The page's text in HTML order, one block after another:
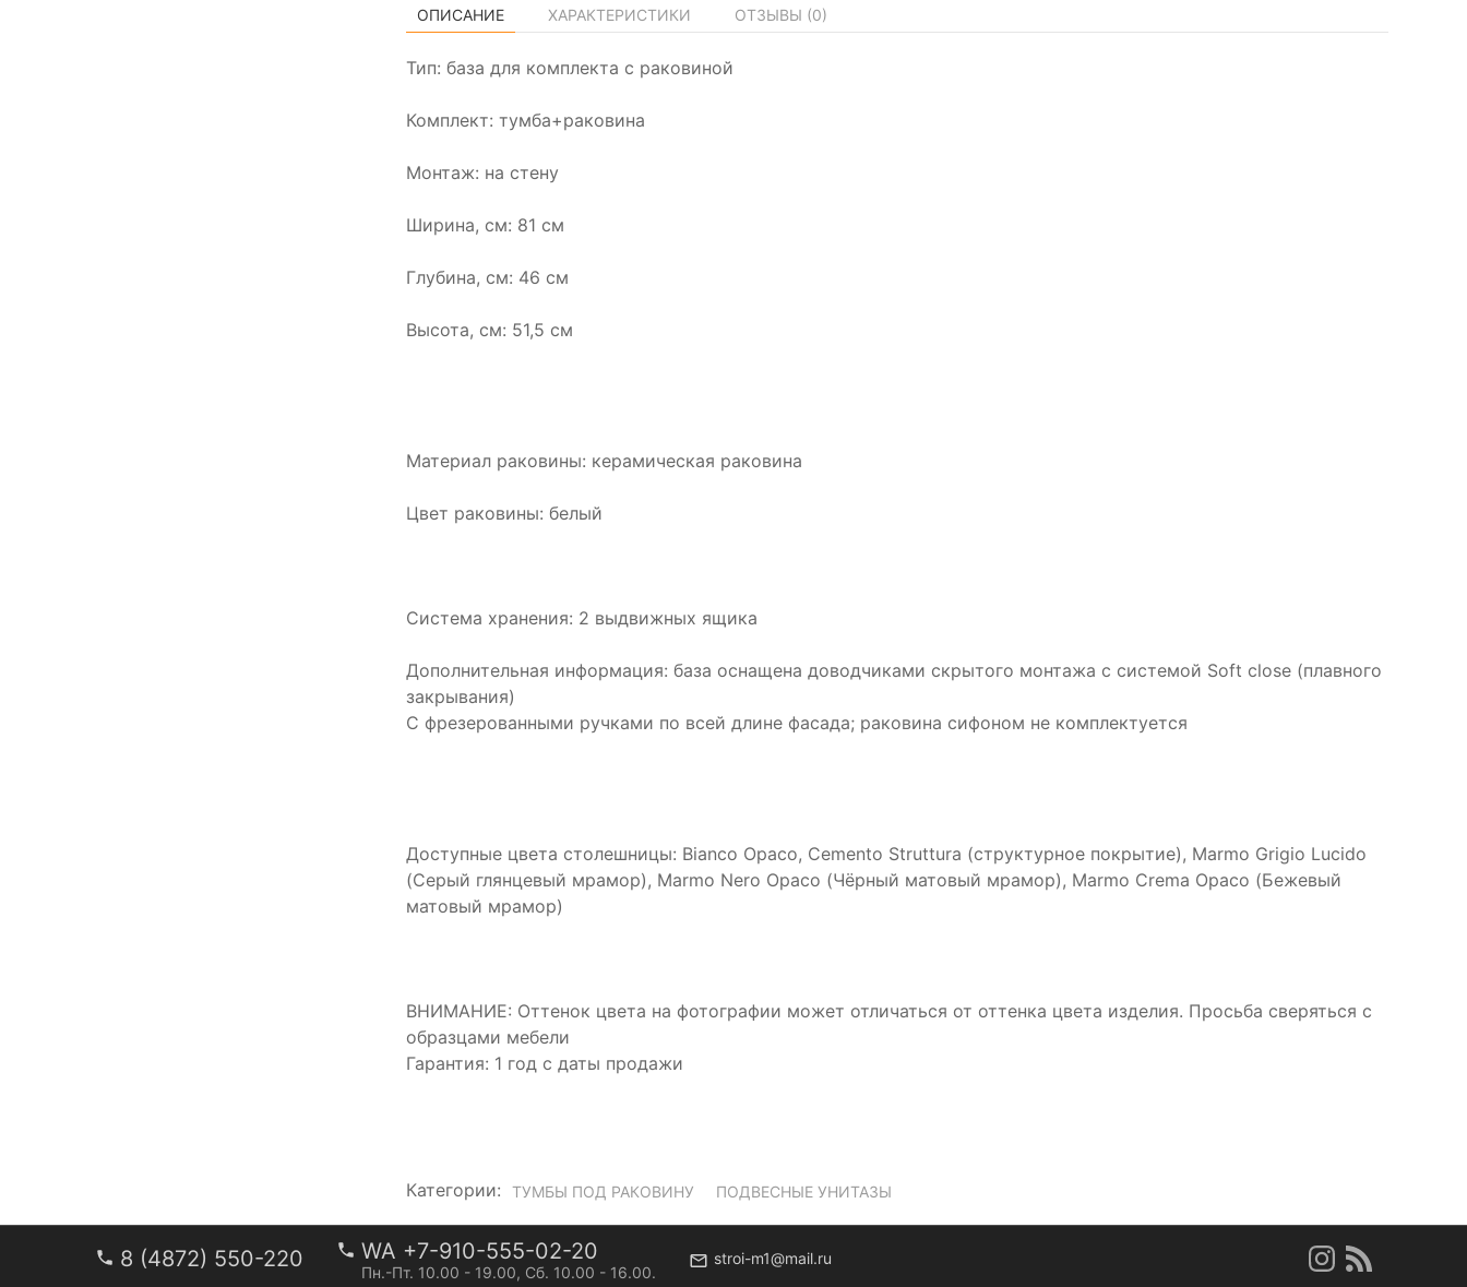
ОПИСАНИЕ ХАРАКТЕРИСТИКИ ОТЗЫВЫ (0)
Тип: база для комплекта с раковиной
Комплект: тумба+раковина
Монтаж: на стену
Ширина, см: 81 см
Глубина, см: 46 см
Высота, см: 51,5 см
Материал раковины: керамическая раковина
Цвет раковины: белый
Система хранения: 2 выдвижных ящика
Дополнительная информация: база оснащена доводчиками скрытого монтажа с системой Soft close (плавного
закрывания)
С фрезерованными ручками по всей длине фасада; раковина сифоном не комплектуется
Доступные цвета столешницы: Bianco Opaco, Cemento Struttura (структурное покрытие), Marmo Grigio Lucido
(Серый глянцевый мрамор), Marmo Nero Opaco (Чёрный матовый мрамор), Marmo Crema Opaco (Бежевый
матовый мрамор)
ВНИМАНИЕ: Оттенок цвета на фотографии может отличаться от оттенка цвета изделия. Просьба сверяться с
образцами мебели
Гарантия: 1 год с даты продажи
Категории: ТУМБЫ ПОД РАКОВИНУ ПОДВЕСНЫЕ УНИТАЗЫ
8 (4872) 550-220 WA +7-910-555-02-20
Пн.-Пт. 10.00 - 19.00, Сб. 10.00 - 16.00.
stroi-m1@mail.ru